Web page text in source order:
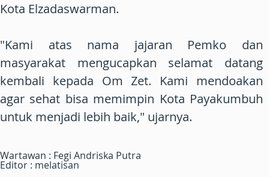
Kota Elzadaswarman.
"Kami atas nama jajaran Pemko dan
masyarakat mengucapkan selamat datang
kembali kepada Om Zet. Kami mendoakan
agar sehat bisa memimpin Kota Payakumbuh
untuk menjadi lebih baik," ujarnya.
Wartawan : Fegi Andriska Putra
Editor : melatisan